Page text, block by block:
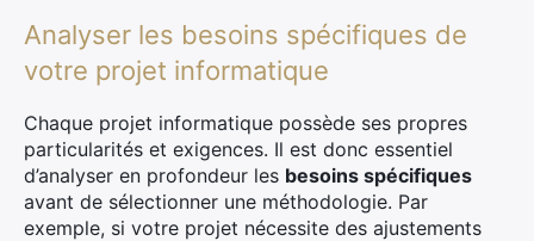
Analyser les besoins spécifiques de
votre projet informatique
Chaque projet informatique possède ses propres
particularités et exigences. Il est donc essentiel
d’analyser en profondeur les besoins spécifiques
avant de sélectionner une méthodologie. Par
exemple, si votre projet nécessite des ajustements